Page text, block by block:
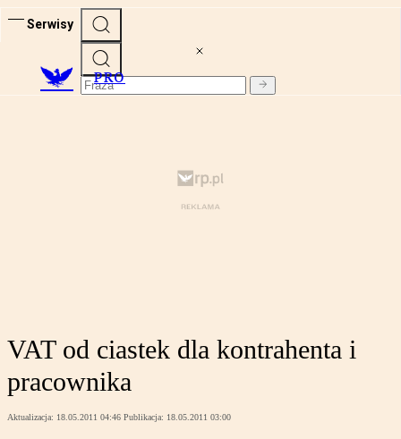
Serwisy
PRO
VAT od ciastek dla kontrahenta i
pracownika
Aktualizacja: 18.05.2011 04:46 Publikacja: 18.05.2011 03:00